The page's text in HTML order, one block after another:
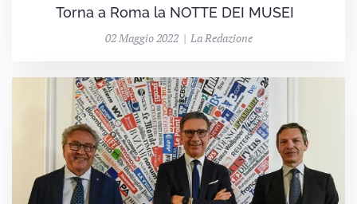
Torna a Roma la NOTTE DEI MUSEI
02 Maggio 2022 | La Redazione